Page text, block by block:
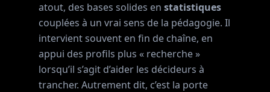
atout, des bases solides en statistiques
couplées à un vrai sens de la pédagogie. Il
intervient souvent en fin de chaîne, en
appui des profils plus « recherche »
lorsqu’il s’agit d’aider les décideurs à
trancher. Autrement dit, c’est la porte